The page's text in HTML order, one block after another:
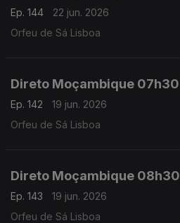
Ep. 144
22 jun. 2026
Orfeu de Sá Lisboa
Direto Moçambique 07h30
Ep. 142
19 jun. 2026
Orfeu de Sá Lisboa
Direto Moçambique 08h30
Ep. 143
19 jun. 2026
Orfeu de Sá Lisboa